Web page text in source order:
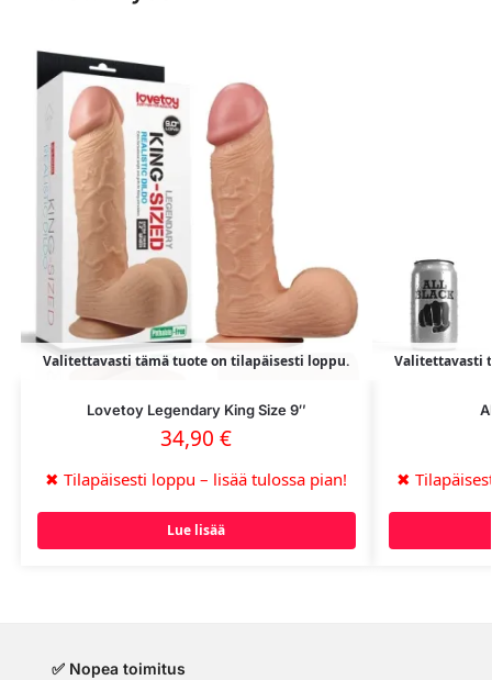
Valitettavasti tämä tuote on tilapäisesti loppu.
Lovetoy Legendary King Size 9″
34,90€
✖ Tilapäisesti loppu – lisää tulossa pian!
Lue lisää
Valitettavasti
✖
✅ Nopea toimitus